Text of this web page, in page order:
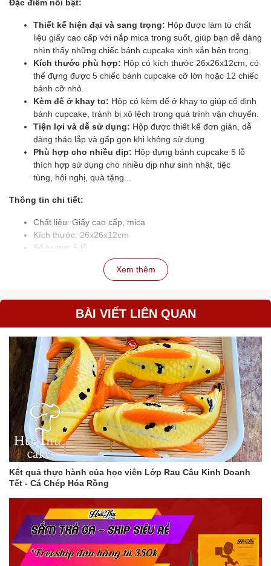
Đặc điểm nổi bật:
Thiết kế hiện đại và sang trọng: Hộp được làm từ chất
liệu giấy cao cấp với nắp mica trong suốt, giúp bạn dễ dàng
nhìn thấy những chiếc bánh cupcake xinh xắn bên trong.
Kích thước phù hợp: Hộp có kích thước 26x26x12cm, có
thể đựng được 5 chiếc bánh cupcake cỡ lớn hoặc 12 chiếc
bánh cỡ nhỏ.
Kèm đế ở khay to: Hộp có kèm đế ở khay to giúp cố định
bánh cupcake, tránh bị xô lệch trong quá trình vận chuyển.
Tiện lợi và dễ sử dụng: Hộp được thiết kế đơn giản, dễ
dàng tháo lắp và gấp gọn khi không sử dụng.
Phù hợp cho nhiều dịp: Hộp đựng bánh cupcake 5 lỗ
thích hợp sử dụng cho nhiều dịp như sinh nhật, tiệc
tùng, hội nghị, quà tặng...
Thông tin chi tiết:
Chất liệu: Giấy cao cấp, mica
Kích thước: 26x26x12cm
Số lượng: 5 lỗ
Màu sắc: Nâu, trắng
Kiểu nắp: Nắp mica trong suốt
Lợi ích khi sử dụng:
Giúp bảo quản bánh cupcake được an toàn và vệ sinh.
Tăng tính thẩm mỹ cho những chiếc bánh cupcake.
Mang lại sự tiện lợi khi vận chuyển bánh.
Thích hợp làm quà tặng cho người thân, bạn bè.
Hãy đặt mua ngay hộp đựng bánh cupcake 5 lỗ mẫu mới để
bảo quản và trang trí những chiếc bánh cupcake của bạn
thêm đẹp mắt và hấp dẫn!
#Hộp_đựng_bánh_cupcake #Hộp_cupcake #Hộp_bánh
#Hộp_giấy #Nắp_mica #Kèm_đế #Kích_thước_26x26x12cm
Xem thêm
BÀI VIẾT LIÊN QUAN
Kết quả thực hành của học viên Lớp Rau Câu Kinh Doanh
Tết - Cá Chép Hóa Rồng